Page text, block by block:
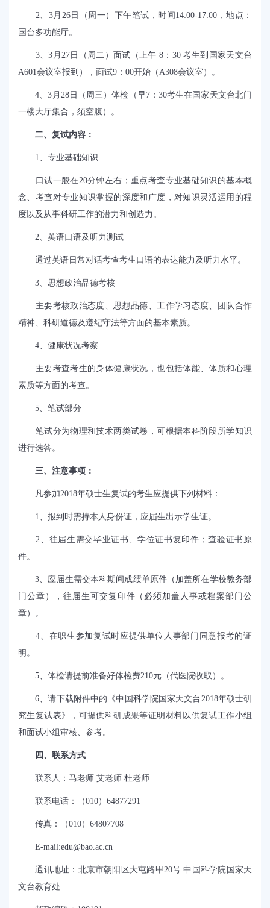
2、 3月 26日（周一）下午笔试，时间 14:00-17:00 ，地点：
国台多功能厅。
3、3 月 27日（周二）面试（上午 8： 30 考生到国家天文台
A601会议室报到），面试9 ： 00开始（A308会议室）。
4、3 月 28日（周三）体检（早7： 30考生在国家天文台北门
一楼大厅集合，须空腹）。
二、复试内容：
1、专业基础知识
口试一般在20分钟左右；重点考查专业基础知识的基本概
念、考查对专业知识掌握的深度和广度，对知识灵活运用的程
度以及从事科研工作的潜力和创造力。
2、英语口语及听力测试
通过英语日常对话考查考生口语的表达能力及听力水平。
3、思想政治品德考核
主要考核政治态度、思想品德、工作学习态度、团队合作
精神、科研道德及遵纪守法等方面的基本素质。
4、健康状况考察
主要考查考生的身体健康状况，也包括体能、体质和心理
素质等方面的考查。
5、笔试部分
笔试分为物理和技术两类试卷，可根据本科阶段所学知识
进行选答。
三、注意事项：
凡参加2018年硕士生复试的考生应提供下列材料：
1、 报到时需持本人身份证，应届生出示学生证。
2、 往届生需交毕业证书、学位证书复印件；查验证书原
件。
3、 应届生需交本科期间成绩单原件（ 加盖所在学校教务部
门公章 ），往届生可交复印件（必须加盖人事或档案部门公
章）。
4、 在职生参加复试时应提供单位人事部门同意报考的证
明。
5、体检请提前准备好体检费210元（代医院收取）。
6、请下载附件中的《中国科学院国家天文台2018年硕士研
究生复试表》，可提供科研成果等证明材料以供复试工作小组
和面试小组审核、参考。
四、联系方式
联系人：马老师 艾老师 杜老师
联系电话：（010） 64877291
传真：（010） 64807708
E-mail:edu@bao.ac.cn
通讯地址：北京市朝阳区大屯路甲20号 中国科学院国家天
文台教育处